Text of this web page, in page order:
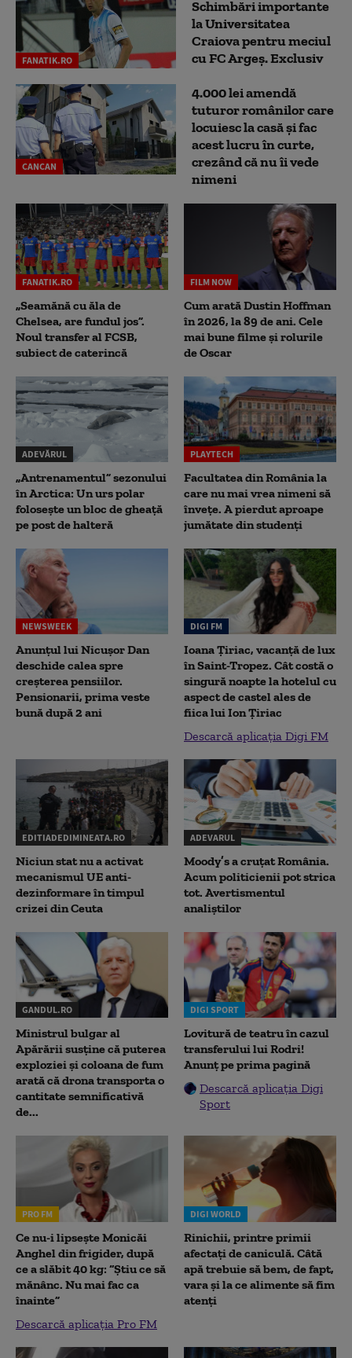
FANATIK.RO
Schimbări importante
la Universitatea
Craiova pentru meciul
cu FC Argeş. Exclusiv
CANCAN
4.000 lei amendă
tuturor românilor care
locuiesc la casă și fac
acest lucru în curte,
crezând că nu îi vede
nimeni
FANATIK.RO
„Seamănă cu ăla de
Chelsea, are fundul jos”.
Noul transfer al FCSB,
subiect de caterincă
FILM NOW
Cum arată Dustin Hoffman
în 2026, la 89 de ani. Cele
mai bune filme și rolurile
de Oscar
ADEVĂRUL
„Antrenamentul” sezonului
în Arctica: Un urs polar
folosește un bloc de gheață
pe post de halteră
PLAYTECH
Facultatea din România la
care nu mai vrea nimeni să
înveţe. A pierdut aproape
jumătate din studenţi
NEWSWEEK
Anunțul lui Nicușor Dan
deschide calea spre
creșterea pensiilor.
Pensionarii, prima veste
bună după 2 ani
DIGI FM
Ioana Țiriac, vacanță de lux
în Saint-Tropez. Cât costă o
singură noapte la hotelul cu
aspect de castel ales de
fiica lui Ion Țiriac
Descarcă aplicația Digi FM
EDITIADEDIMINEATA.RO
Niciun stat nu a activat
mecanismul UE anti-
dezinformare în timpul
crizei din Ceuta
ADEVARUL
Moody’s a cruțat România.
Acum politicienii pot strica
tot. Avertismentul
analiștilor
GANDUL.RO
Ministrul bulgar al
Apărării susține că puterea
exploziei și coloana de fum
arată că drona transporta o
cantitate semnificativă
de...
DIGI SPORT
Lovitură de teatru în cazul
transferului lui Rodri!
Anunț pe prima pagină
Descarcă aplicația Digi
Sport
PRO FM
Ce nu-i lipsește Monicăi
Anghel din frigider, după
ce a slăbit 40 kg: “Știu ce să
mănânc. Nu mai fac ca
înainte”
Descarcă aplicația Pro FM
DIGI WORLD
Rinichii, printre primii
afectați de caniculă. Câtă
apă trebuie să bem, de fapt,
vara și la ce alimente să fim
atenți